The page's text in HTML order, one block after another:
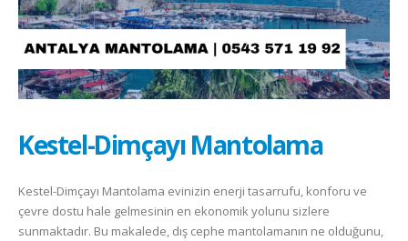
Kestel-Dimçayı Mantolama
Kestel-Dimçayı Mantolama evinizin enerji tasarrufu, konforu ve
çevre dostu hale gelmesinin en ekonomik yolunu sizlere
sunmaktadır. Bu makalede, dış cephe mantolamanın ne olduğunu,